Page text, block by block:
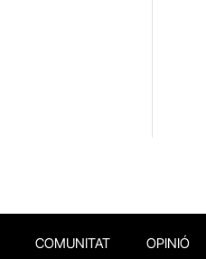
COMUNITAT OPINIÓ